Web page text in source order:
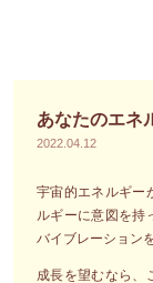
あなたのエネ
2022.04.12
宇宙的エネルギー
ルギーに意図を持
バイブレーション
成長を望むなら、